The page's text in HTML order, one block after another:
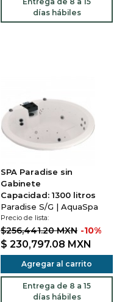
días hábiles
SPA Paradise sin
Gabinete
Capacidad: 1300 litros
Paradise S/G | AquaSpa
Precio de lista:
$256,441.20 MXN -10%
$ 230,797.08 MXN
Agregar al carrito
Entrega de 8 a 15
días hábiles